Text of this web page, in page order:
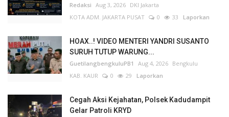
Informasi Journalism
Olahraga
Kesehatan
Layanan Publik
Redaksi Aug 3, 2026 DKI Jakarta
KOTA ADM. JAKARTA PUSAT
0 33 Laporkan
HOAX..! VIDEO MENTERI YANDRI SUSANTO
SURUH TUTUP WARUNG...
GuetilangbengkuluPB1 Aug 4, 2026 Bengkulu
KAB. KAUR
0 29 Laporkan
Cegah Aksi Kejahatan, Polsek Kadudampit
Gelar Patroli KRYD